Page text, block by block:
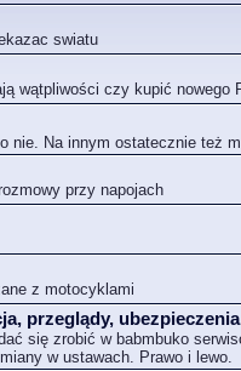
swiatu
wątpliwości czy kupić nowego
nie. Na innym ostatecznie też
przy napojach
z motocyklami
przeglądy,
się zrobić w babmbuko
w ustawach. Prawo i lewo.